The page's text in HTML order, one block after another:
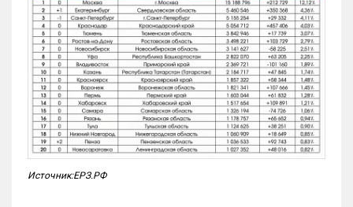
Источник:ЕРЗ.РФ